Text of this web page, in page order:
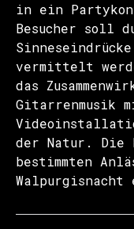
in ein
Besucher soll
vermittelt
das
Gitarrenmusik
der Natur. Die
bestimmten